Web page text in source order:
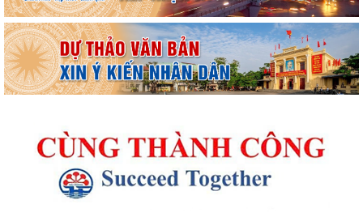
Thông báo kết quả Kỳ họp thứ 4 (Kỳ họp thường lệ giữa năm 2026)
HĐND phường khoá II, nhiệm kỳ 2026...